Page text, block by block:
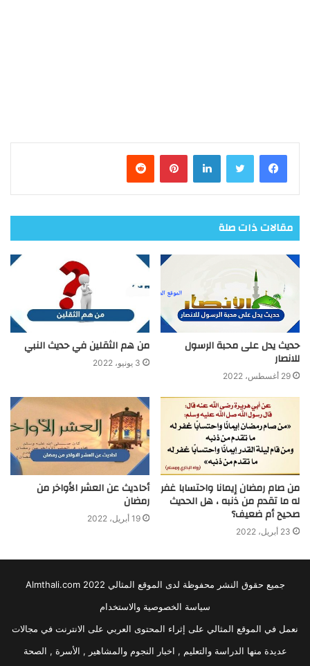
فيسبوك تويتر لينكدإن بينتيريست
مقالات ذات صلة
حديث يدل على محبة الرسول
للانصار
29 أغسطس، 2022
من هم الثقلين في حديث النبي
3 يونيو، 2022
من صام رمضان إيمانا واحتسابا غفر
له ما تقدم من ذنبه ، هل الحديث
صحيح أم ضعيف؟
23 أبريل، 2022
أحاديث عن العشر الأواخر من
رمضان
19 أبريل، 2022
جميع حقوق النشر محفوظة لدى الموقع المثالي 2022 Almthali.com
سياسة الخصوصية والاستخدام
نعمل في الموقع المثالي على إثراء المحتوى العربي على الانترنت في مجالات
عديدة منها الدراسة والتعليم , اخبار النجوم والمشاهير , الأسرة , الصحة